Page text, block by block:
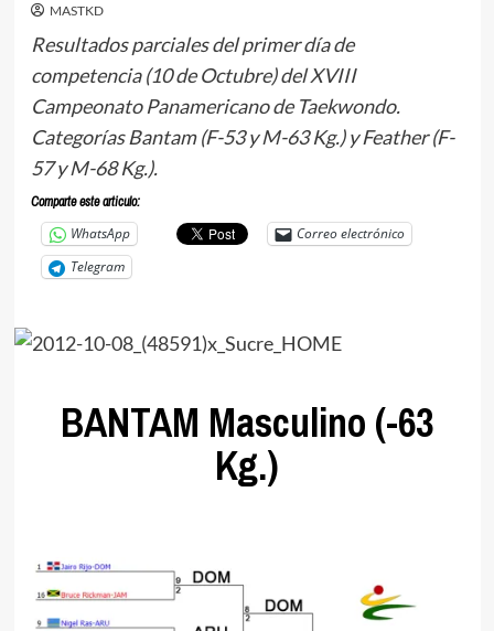
MASTKD
Resultados parciales del primer día de
competencia (10 de Octubre) del XVIII
Campeonato Panamericano de Taekwondo.
Categorías Bantam (F-53 y M-63 Kg.) y Feather (F-
57 y M-68 Kg.).
Comparte este articulo:
WhatsApp
Correo electrónico
Telegram
BANTAM Masculino (-63
Kg.)